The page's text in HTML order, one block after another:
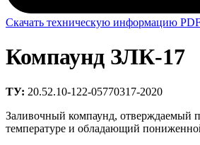
Скачать техническую информацию
Компаунд ЗЛК-17
ТУ: 20.52.10-122-05770317-2020
Заливочный компаунд, отверждаемый
температуре и обладающий